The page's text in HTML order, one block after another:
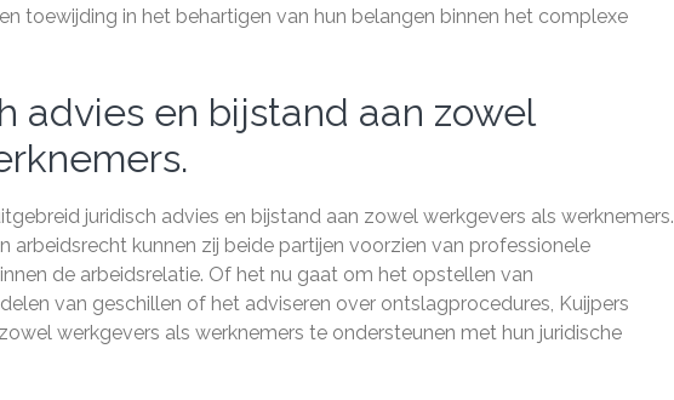
toewijding in het behartigen van hun belangen binnen het complexe
advies en bijstand aan zowel
juridisch advies en bijstand aan zowel werkgevers als werknemers.
arbeidsrecht kunnen zij beide partijen voorzien van professionele
de arbeidsrelatie. Of het nu gaat om het opstellen van
van geschillen of het adviseren over ontslagprocedures, Kuijpers
werkgevers als werknemers te ondersteunen met hun juridische